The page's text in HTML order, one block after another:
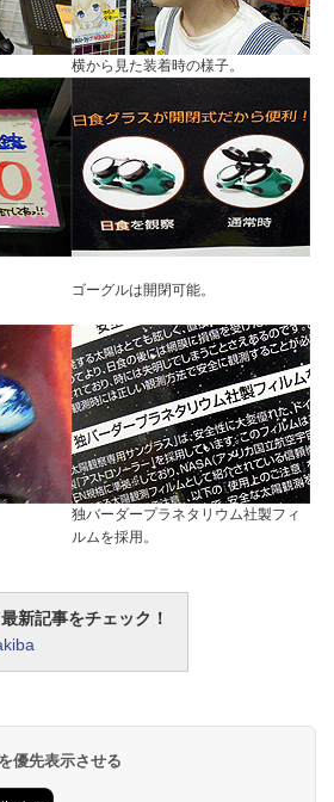
横から見た装着時の様子。
ゴーグルは開閉可能。
独バーダープラネタリウム社製フィ
ルムを採用。
新記事をチェック！
優先表示させる